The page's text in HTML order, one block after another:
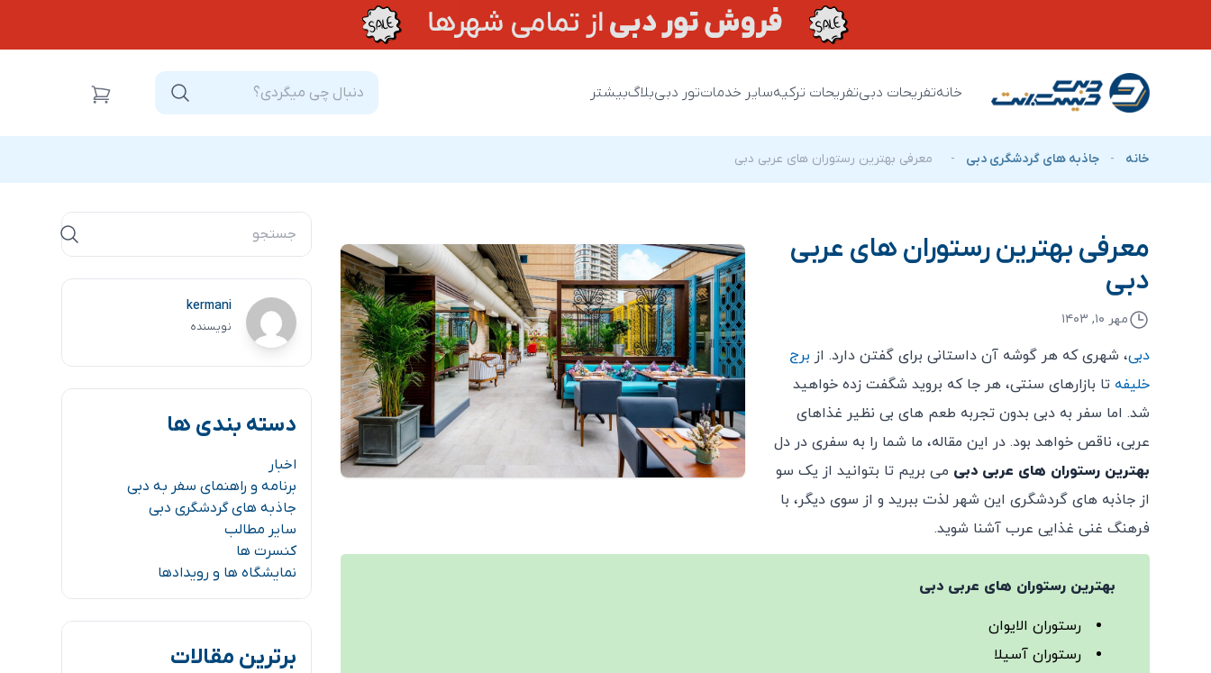
خانهتفریحات دبیتفریحات ترکیهسایر خدماتتور دبیبلاگبیشتر
خانه - جاذبه های گردشگری دبی - معرفی بهترین رستوران ‌های عربی دبی
معرفی بهترین رستوران ‌های عربی
دبی
مهر ۱۰, ۱۴۰۳
دبی، شهری که هر گوشه آن داستانی برای گفتن دارد. از برج
خلیفه تا بازارهای سنتی، هر جا که بروید شگفت ‌زده خواهید
شد. اما سفر به دبی بدون تجربه طعم‌ های بی ‌نظیر غذاهای
عربی، ناقص خواهد بود. در این مقاله، ما شما را به سفری در دل
بهترین رستوران ‌های عربی دبی می ‌بریم تا بتوانید از یک سو
از جاذبه‌ های گردشگری این شهر لذت ببرید و از سوی دیگر، با
فرهنگ غنی غذایی عرب آشنا شوید.
بهترین رستوران ‌های عربی دبی
رستوران الایوان
رستوران آسیلا
kermani
نویسنده
دسته بندی ها
اخبار
برنامه و راهنمای سفر به دبی
جاذبه های گردشگری دبی
سایر مطالب
کنسرت ها
نمایشگاه ها و رویدادها
برترین مقالات